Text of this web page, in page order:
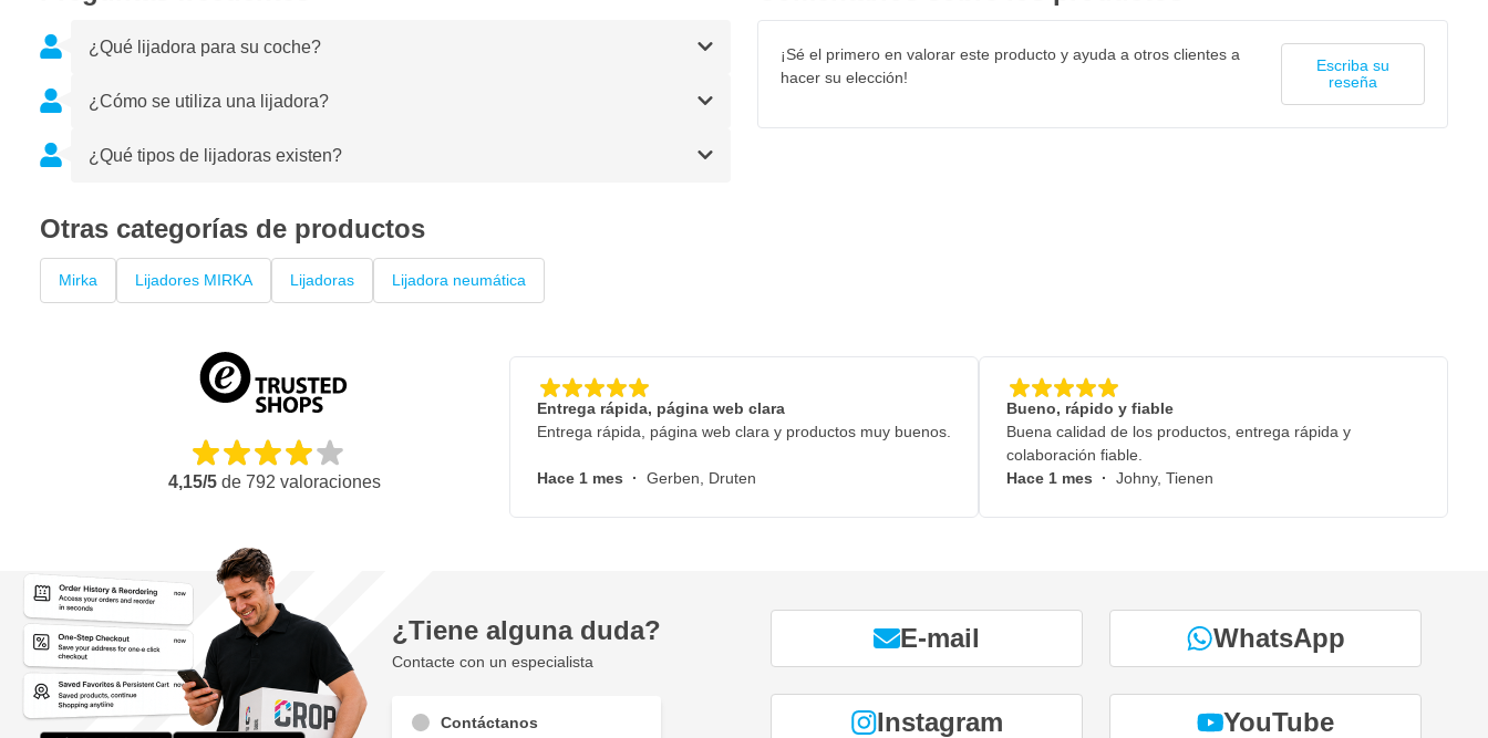
¿Qué lijadora para su coche?
¿Cómo se utiliza una lijadora?
¿Qué tipos de lijadoras existen?
¡Sé el primero en valorar este producto y ayuda a otros clientes a
hacer su elección!
Escriba su
reseña
Otras categorías de productos
Mirka Lijadores MIRKA Lijadoras Lijadora neumática
4,15/5 de 792 valoraciones
Entrega rápida, página web clara
Entrega rápida, página web clara y productos muy buenos.
Hace 1 mes · Gerben, Druten
Bueno, rápido y fiable
Buena calidad de los productos, entrega rápida y
colaboración fiable.
Hace 1 mes · Johny, Tienen
¿Tiene alguna duda?
Contacte con un especialista
Contáctanos
E-mail WhatsApp
Instagram YouTube